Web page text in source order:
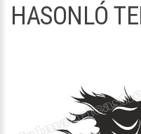
HASONLÓ